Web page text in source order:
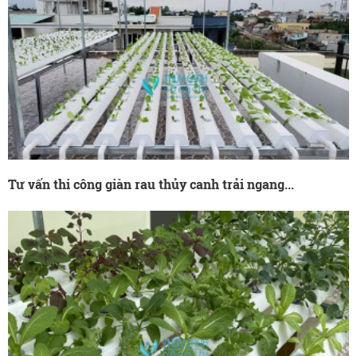
Tư vấn thi công giàn rau thủy canh trải ngang...